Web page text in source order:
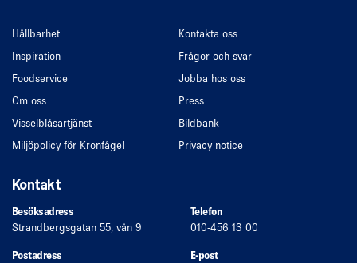
Hållbarhet
Inspiration
Foodservice
Om oss
Visselblåsartjänst
Miljöpolicy för Kronfågel
Kontakta oss
Frågor och svar
Jobba hos oss
Press
Bildbank
Privacy notice
Kontakt
Besöksadress
Strandbergsgatan 55, vån 9
Telefon
010-456 13 00
Postadress
E-post